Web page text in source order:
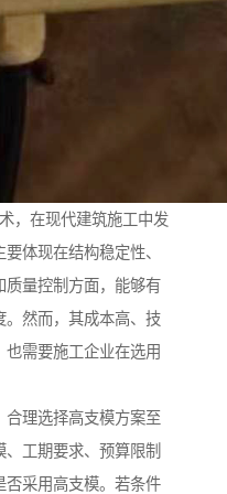
，在现代建筑施工中发
体现在结构稳定性、
质量控制方面，能够有
。然而，其成本高、技
需要施工企业在选用
合理选择高支模方案至
工期要求、预算限制
否采用高支模。若条件